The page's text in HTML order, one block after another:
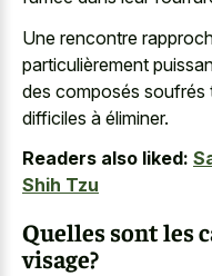
Une rencontre
particulièrement
des composés soufrés
difficiles à éliminer.
Readers also liked:
Shih Tzu
Quelles sont les
visage?